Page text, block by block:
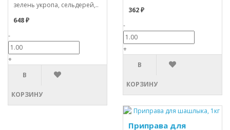
зелень укропа, сельдерей,..
648 ₽
-
+
В
КОРЗИНУ
362 ₽
-
+
В
КОРЗИНУ
Приправа для